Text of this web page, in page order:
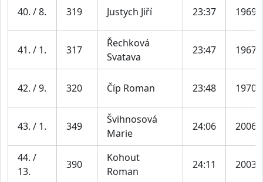
40. / 8. 319 Justych Jiří 23:37 1969
41. / 1. 317
Řechková
Svatava
23:47 1967
42. / 9. 320 Číp Roman 23:48 1970
43. / 1. 349
Švihnosová
Marie
24:06 2006
44. /
13.
390
Kohout
Roman
24:11 2003